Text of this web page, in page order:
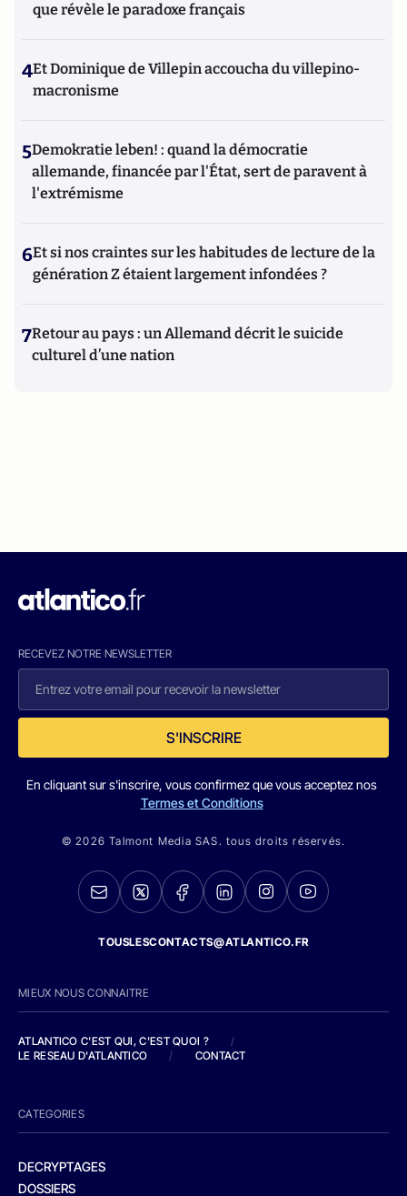
que révèle le paradoxe français
4Et Dominique de Villepin accoucha du villepino-
macronisme
5Demokratie leben! : quand la démocratie
allemande, financée par l'État, sert de paravent à
l'extrémisme
6Et si nos craintes sur les habitudes de lecture de la
génération Z étaient largement infondées ?
7Retour au pays : un Allemand décrit le suicide
culturel d’une nation
RECEVEZ NOTRE NEWSLETTER
S'INSCRIRE
En cliquant sur s'inscrire, vous confirmez que vous acceptez nos
Termes et Conditions
© 2026 Talmont Media SAS. tous droits réservés.
TOUSLESCONTACTS@ATLANTICO.FR
MIEUX NOUS CONNAITRE
ATLANTICO C'EST QUI, C'EST QUOI ?
/
LE RESEAU D'ATLANTICO
/ CONTACT
CATEGORIES
DECRYPTAGES
DOSSIERS